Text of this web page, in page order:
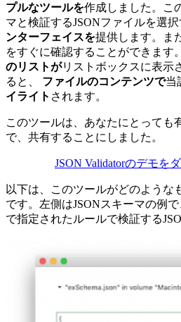
プルなツールを作成しました。こ
マと検証するJSONファイルを選
ンターフェイスを提供します。ま
をすぐに確認することができます。
のリストがリスト ボックスに表示
ると、
ファイルのコンテンツで当
イライト されます。
このツールは、あなたにとっても
で、共有することにしました。
JSON Validatorのデモを
以下は、このツールがどのような
です。左側はJSONスキーマの例
で指定されたルールで検証する